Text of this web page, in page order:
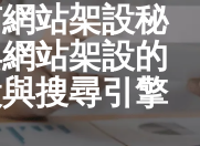
站架設秘
站架設的
搜尋引擎